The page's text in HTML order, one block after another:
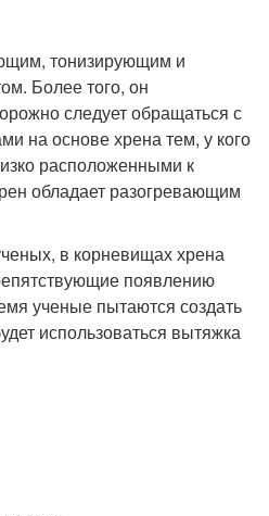
тонизирующим и
Более того, он
следует обращаться с
на основе хрена тем, у кого
расположенными к
обладает разогревающим
в корневищах хрена
появлению
ученые пытаются создать
использоваться вытяжка